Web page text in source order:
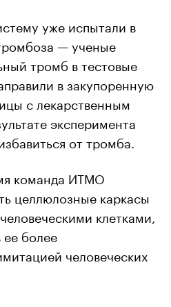
уже испытали в
— ученые
тромб в тестовые
в закупоренную
с лекарственным
эксперимента
от тромба.
команда ИТМО
целлюлозные каркасы
клетками,
более
человеческих